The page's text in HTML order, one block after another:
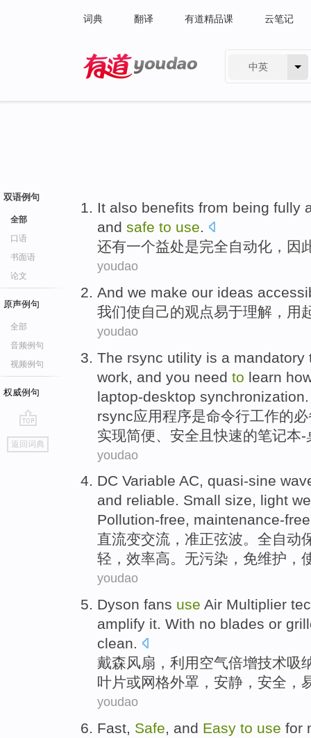
词典 翻译 有道精品课 云笔记
中英
双语例句
全部
口语
书面语
论文
原声例句
全部
音频例句
视频例句
权威例句
go
top
返回词典
It also benefits from being fully
and safe to use.
还有一个益处是完全自动化 ， 因
youdao
And we make our ideas
我们使自己的观点易于理解 ， 用
youdao
The rsync utility is a mandatory
work , and you need to learn
laptop-desktop synchronization
rsync应用程序是命令行工作的
实现简便 安全 且快速的笔记本-
youdao
DC Variable AC, quasi-sine
and reliable. Small size, light
Pollution-free, maintenance-free
直流变交流 ， 准正弦波。 全自动
轻 ，效率高。 无污染 ，免维护，
youdao
Dyson fans use Air Multiplier
amplify it. With no blades or
clean.
戴森风扇 ， 利用空气倍增技术吸
叶片或网格外罩，安静， 安全 ，
youdao
Fast, Safe, and Easy to use for